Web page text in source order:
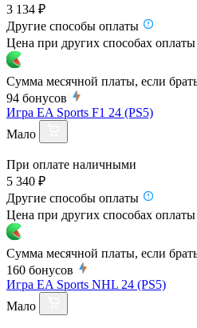
3 134 ₽
Другие способы оплаты
Цена при других способах оплаты
Сумма месячной платы, если
94 бонусов
Игра EA Sports F1 24 (PS5)
Мало
При оплате наличными
5 340 ₽
Другие способы оплаты
Цена при других способах оплаты
Сумма месячной платы, если
160 бонусов
Игра EA Sports NHL 24 (PS5)
Мало